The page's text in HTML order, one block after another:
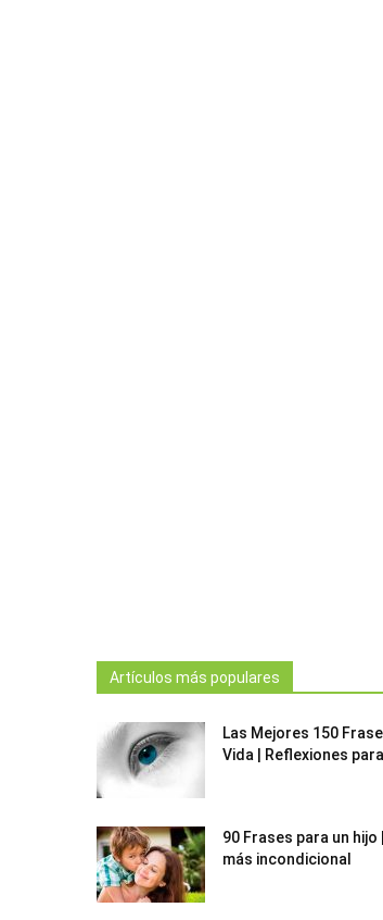
Artículos más populares
Las Mejores 150
Vida | Reflexiones
90 Frases para un hijo
más incondicional